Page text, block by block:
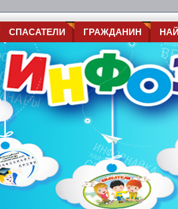
СПАСАТЕЛИ ГРАЖДАНИН